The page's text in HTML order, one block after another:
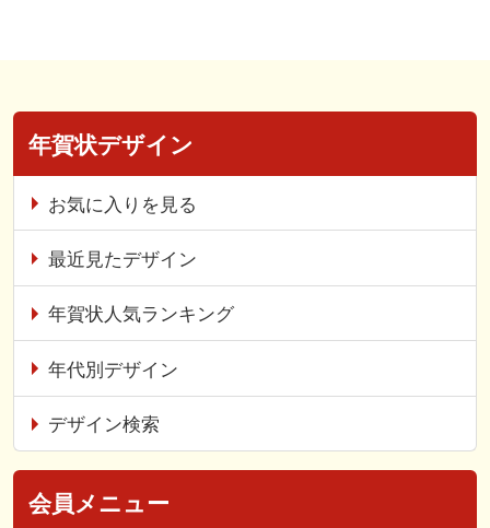
年賀状デザイン
お気に入りを見る
最近見たデザイン
年賀状人気ランキング
年代別デザイン
デザイン検索
会員メニュー